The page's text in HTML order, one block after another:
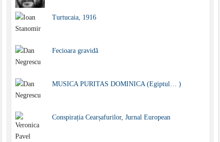
Turtucaia, 1916
Fecioara gravidă
MUSICA PURITAS DOMINICA (Egiptul… )
Conspirația Cearșafurilor, Jurnal European